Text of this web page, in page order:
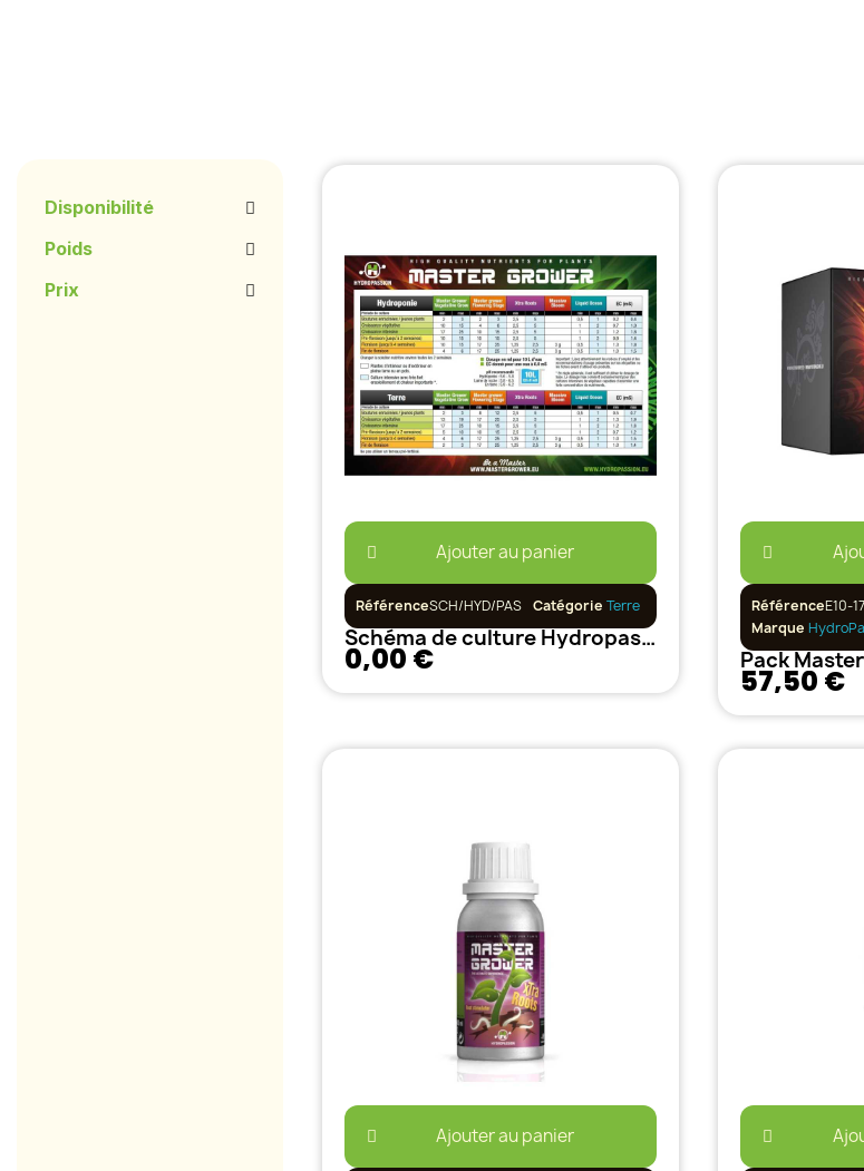
Disponibilité
Poids
Prix
Ajouter au panier
RéférenceSCH/HYD/PAS Catégorie Terre
Schéma de culture Hydropassion
0,00 €
RéférenceE10-
Marque
57,50 €
Ajouter au panier